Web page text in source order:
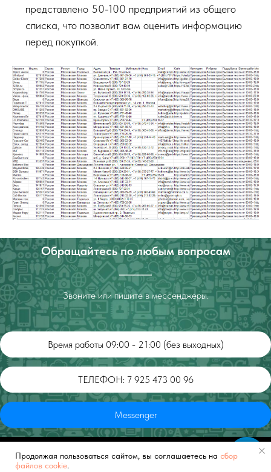
Обращайтесь в WhatsApp или Telegram
представлено 50-100 предприятий из общего
списка, что позволит вам оценить информацию
перед покупкой.
Обращайтесь по любым вопросам
Звоните или пишите в мессенджеры.
Время работы 09:00 - 21:00 (без выходных)
ТЕЛЕФОН: 7 925 473 00 96
Messenger
Продолжая пользоваться сайтом, вы соглашаетесь на сбор
файлов cookie.
Made on Tilda